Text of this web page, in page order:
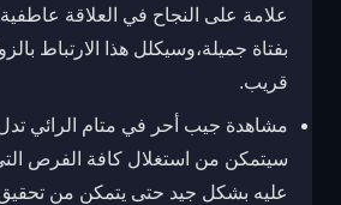
علامة على النجاح في العلاقة
بفتاة جميلة،وسيكلل هذا الارتباط
قريب.
مشاهدة جيب أحر في متام الرائي
سيتمكن من استغلال كافة الفرص
عليه بشكل جيد حتى يتمكن من تحقيق